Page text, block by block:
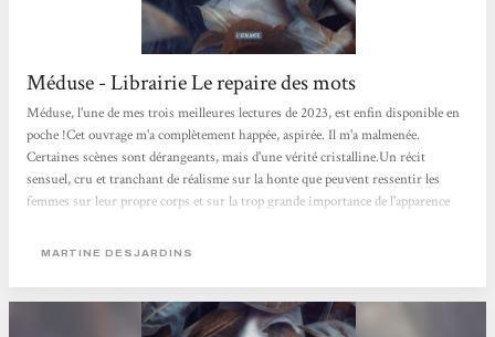
Méduse - Librairie Le repaire des mots
Méduse, l'une de mes trois meilleures lectures de 2023, est enfin disponible en
poche !Cet ouvrage m'a complètement happée, aspirée. Il m'a malmenée.
Certaines scènes sont dérangeants, mais d'une vérité cristalline.Un récit
sensuel, cru et tranchant de réalisme sur la honte que peuvent ressentir les
femmes sur leur propre corps et sur la trop grande importance de l'apparence
de cœur !
MARTINE DESJARDINS